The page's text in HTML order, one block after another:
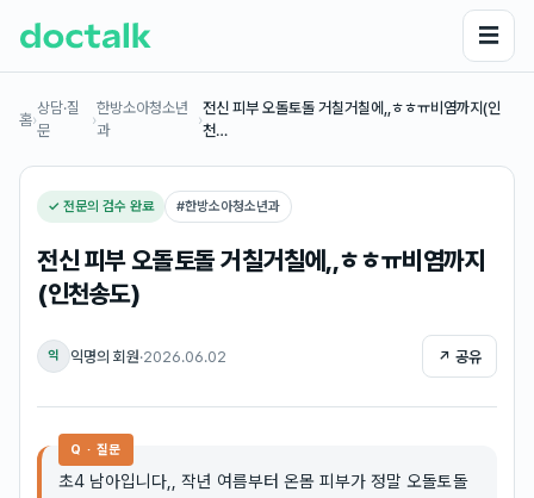
☰
홈›
상담·질
문
›
한방소아청소년
과
›
전신 피부 오돌토돌 거칠거칠에,,ㅎㅎㅠ비염까지(인
천…
✓ 전문의 검수 완료 #한방소아청소년과
전신 피부 오돌토돌 거칠거칠에,,ㅎㅎㅠ비염까지
(인천송도)
익 익명의 회원·2026.06.02 ↗ 공유
Q · 질문
초4 남아입니다,, 작년 여름부터 온몸 피부가 정말 오돌토돌